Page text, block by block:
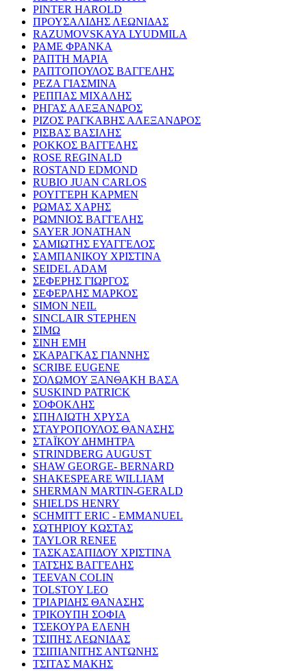
PINTER HAROLD
ΠΡΟΥΣΑΛΙΔΗΣ ΛΕΩΝΙΔΑΣ
RAZUMOVSKAYA LYUDMILA
ΡΑΜΕ ΦΡΑΝΚΑ
ΡΑΠΤΗ ΜΑΡΙΑ
ΡΑΠΤΟΠΟΥΛΟΣ ΒΑΓΓΕΛΗΣ
ΡΕΖΑ ΓΙΑΣΜΙΝΑ
ΡΕΠΠΑΣ ΜΙΧΑΛΗΣ
ΡΗΓΑΣ ΑΛΕΞΑΝΔΡΟΣ
ΡΙΖΟΣ ΡΑΓΚΑΒΗΣ ΑΛΕΞΑΝΔΡΟΣ
ΡΙΣΒΑΣ ΒΑΣΙΛΗΣ
ΡΟΚΚΟΣ ΒΑΓΓΕΛΗΣ
ROSE REGINALD
ROSTAND EDMOND
RUBIO JUAN CARLOS
ΡΟΥΓΓΕΡΗ ΚΑΡΜΕΝ
ΡΩΜΑΣ ΧΑΡΗΣ
ΡΩΜΝΙΟΣ ΒΑΓΓΕΛΗΣ
SAYER JONATHAN
ΣΑΜΙΩΤΗΣ ΕΥΑΓΓΕΛΟΣ
ΣΑΜΠΑΝΙΚΟΥ ΧΡΙΣΤΙΝΑ
SEIDEL ADAM
ΣΕΦΕΡΗΣ ΓΙΩΡΓΟΣ
ΣΕΦΕΡΛΗΣ ΜΑΡΚΟΣ
SIMON NEIL
SINCLAIR STEPHEN
ΣΙΜΩ
ΣΙΝΗ ΕΜΗ
ΣΚΑΡΑΓΚΑΣ ΓΙΑΝΝΗΣ
SCRIBE EUGENE
ΣΟΛΩΜΟΥ ΞΑΝΘΑΚΗ ΒΑΣΑ
SUSKIND PATRICK
ΣΟΦΟΚΛΗΣ
ΣΠΗΛΙΩΤΗ ΧΡΥΣΑ
ΣΤΑΥΡΟΠΟΥΛΟΣ ΘΑΝΑΣΗΣ
ΣΤΑΪΚΟΥ ΔΗΜΗΤΡΑ
STRINDBERG AUGUST
SHAW GEORGE- BERNARD
SHAKESPEARE WILLIAM
SHERMAN MARTIN-GERALD
SHIELDS HENRY
SCHMITT ERIC - EMMANUEL
ΣΩΤΗΡΙΟΥ ΚΩΣΤΑΣ
TAYLOR RENEE
ΤΑΣΚΑΣΑΠΙΔΟΥ ΧΡΙΣΤΙΝΑ
ΤΑΤΣΗΣ ΒΑΓΓΕΛΗΣ
TEEVAN COLIN
TOLSTOY LEO
ΤΡΙΑΡΙΔΗΣ ΘΑΝΑΣΗΣ
ΤΡΙΚΟΥΠΗ ΣΟΦΙΑ
ΤΣΕΚΟΥΡΑ ΕΛΕΝΗ
ΤΣΙΠΗΣ ΛΕΩΝΙΔΑΣ
ΤΣΙΠΙΑΝΙΤΗΣ ΑΝΤΩΝΗΣ
ΤΣΙΤΑΣ ΜΑΚΗΣ